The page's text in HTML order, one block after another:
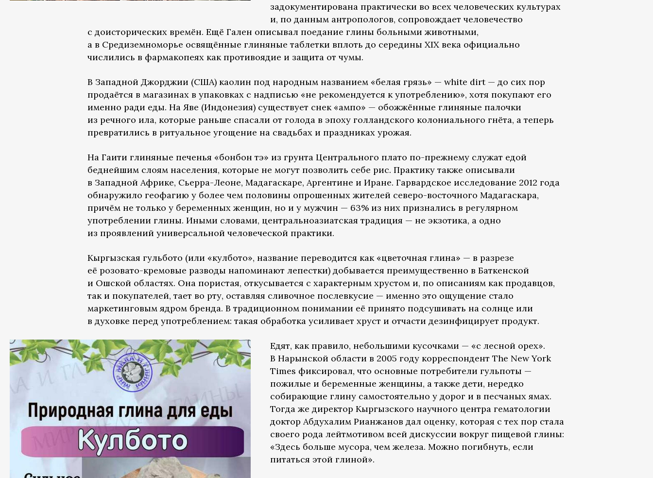
задокументирована практически во всех человеческих культурах
и, по данным антропологов, сопровождает человечество
с доисторических времён. Ещё Гален описывал поедание глины больными животными,
а в Средиземноморье освящённые глиняные таблетки вплоть до середины XIX века официально
числились в фармакопеях как противоядие и защита от чумы.
В Западной Джорджии (США) каолин под народным названием «белая грязь» — white dirt — до сих пор
продаётся в магазинах в упаковках с надписью «не рекомендуется к употреблению», хотя покупают его
именно ради еды. На Яве (Индонезия) существует снек «ампо» — обожжённые глиняные палочки
из речного ила, которые раньше спасали от голода в эпоху голландского колониального гнёта, а теперь
превратились в ритуальное угощение на свадьбах и праздниках урожая.
На Гаити глиняные печенья «бонбон тэ» из грунта Центрального плато по-прежнему служат едой
беднейшим слоям населения, которые не могут позволить себе рис. Практику также описывали
в Западной Африке, Сьерра-Леоне, Мадагаскаре, Аргентине и Иране. Гарвардское исследование 2012 года
обнаружило геофагию у более чем половины опрошенных жителей северо-восточного Мадагаскара,
причём не только у беременных женщин, но и у мужчин — 63% из них признались в регулярном
употреблении глины. Иными словами, центральноазиатская традиция — не экзотика, а одно
из проявлений универсальной человеческой практики.
Кыргызская гульбото (или «кулбото», название переводится как «цветочная глина» — в разрезе
её розовато-кремовые разводы напоминают лепестки) добывается преимущественно в Баткенской
и Ошской областях. Она пористая, откусывается с характерным хрустом и, по описаниям как продавцов,
так и покупателей, тает во рту, оставляя сливочное послевкусие — именно это ощущение стало
маркетинговым ядром бренда. В традиционном понимании её принято подсушивать на солнце или
в духовке перед употреблением: такая обработка усиливает хруст и отчасти дезинфицирует продукт.
Едят, как правило, небольшими кусочками — «с лесной орех».
В Нарынской области в 2005 году корреспондент The New York
Times фиксировал, что основные потребители гульпоты —
пожилые и беременные женщины, а также дети, нередко
собирающие глину самостоятельно у дорог и в песчаных ямах.
Тогда же директор Кыргызского научного центра гематологии
доктор Абдухалим Рианжанов дал оценку, которая с тех пор стала
своего рода лейтмотивом всей дискуссии вокруг пищевой глины:
«Здесь больше мусора, чем железа. Можно погибнуть, если
питаться этой глиной».